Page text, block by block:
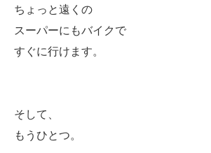
ちょっと遠くの
スーパーにもバイクで
すぐに行けます。
そして、
もうひとつ。